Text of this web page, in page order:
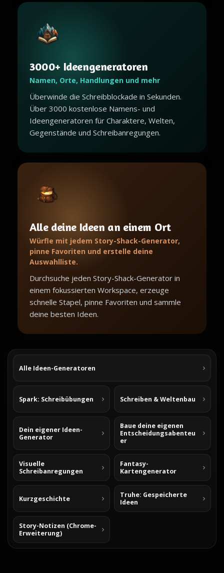
3000+ Ideengeneratoren
Namen, Orte, Handlungen und mehr
Überwinde die Schreibblockade in Sekunden.
Über 3000 kostenlose Namens- und
Ideengeneratoren für Charaktere, Welten,
Gegenstände und Schreibanregungen.
Alle deine Ideen an einem Ort
Würfle mit jedem Story-Shack-Generator,
pinne Favoriten und erstelle deine
Auswahlliste.
Durchsuche jeden Story-Shack-Generator in
einem fokussierten Workspace, erzeuge
schnelle Stapel, pinne Favoriten und sammle
deine besten Ideen.
Alle Ideen-Generatoren
Spark: Schreibübungen Schreiben & Weltenbau
Dein eigener Ideen-
Generator
Baue deine eigenen
Entscheidungsabenteu
er
Visuelle
Schreibanregungen
Fantasy-
Kartengenerator
Kurzgeschichte
Truhe: Gespeicherte
Ideen
Story-Notizen (Chrome-
Erweiterung)